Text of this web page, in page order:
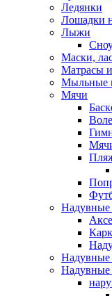
Ледянки
Лошадки
Лыжи
Маски,
Матрасы
Мыльные
Мячи
Надувные
Надувные